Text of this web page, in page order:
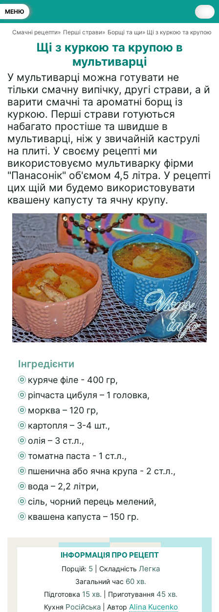
МЕНЮ
Смачні рецепти» Перші страви» Борщі та щи» Щі з куркою та крупою в
Щі з куркою та крупою в
мультиварці
У мультиварці можна готувати не
тільки смачну випічку, другі страви, а й
варити смачні та ароматні борщ із
куркою. Перші страви готуються
набагато простіше та швидше в
мультиварці, ніж у звичайній каструлі
на плиті. У своєму рецепті ми
використовуємо мультиварку фірми
"Панасонік" об'ємом 4,5 літра. У рецепті
цих щій ми будемо використовувати
квашену капусту та ячну крупу.
Інгредієнти
куряче філе - 400 гр,
ріпчаста цибуля – 1 головка,
морква – 120 гр,
картопля – 3-4 шт.,
олія – 3 ст.л.,
томатна паста - 1 ст.л.,
пшенична або ячна крупа - 2 ст.л.,
вода – 2,2 літри,
сіль, чорний перець мелений,
квашена капуста – 150 гр.
ІНФОРМАЦІЯ ПРО РЕЦЕПТ
Порцій: 5 | Складність Легка
Загальний час 60 хв.
Підготовка 15 хв. | Приготування 45 хв.
Кухня Російська| Автор Alina Kucenko